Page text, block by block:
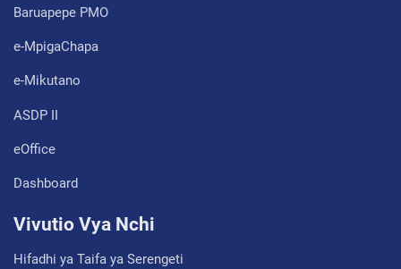
Baruapepe PMO
e-MpigaChapa
e-Mikutano
ASDP II
eOffice
Dashboard
Vivutio Vya Nchi
Hifadhi ya Taifa ya Serengeti